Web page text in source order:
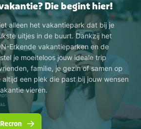
Die begint hier!
alleen het vakantiepark dat bij je
uitjes in de buurt. Dankzij het
Erkende vakantieparken en de
je moeiteloos jouw ideale trip
familie, je gezin of samen op
een plek die past bij jouw wensen
vieren.